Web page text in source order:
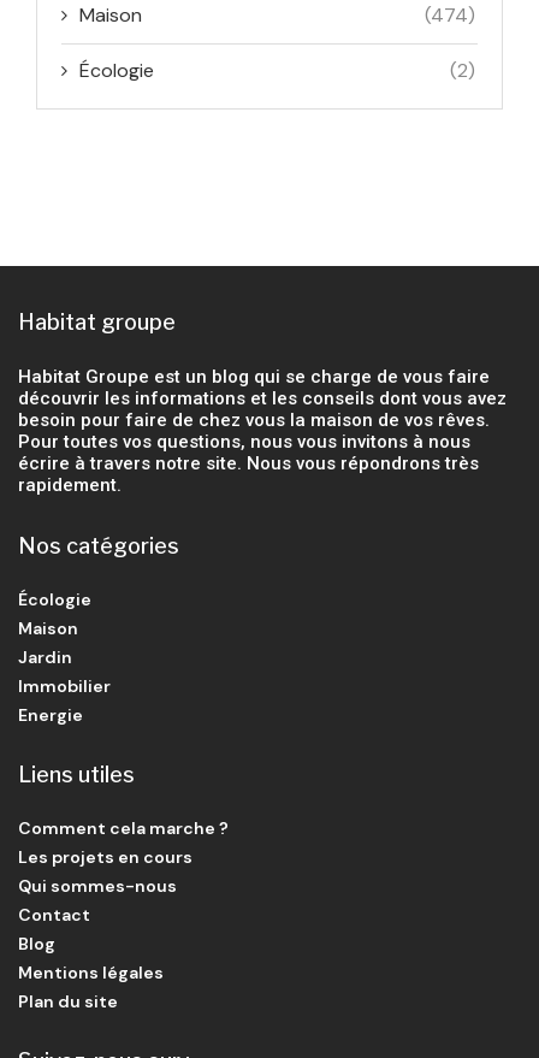
Maison (474)
Écologie (2)
Habitat groupe
Habitat Groupe est un blog qui se charge de vous faire
découvrir les informations et les conseils dont vous avez
besoin pour faire de chez vous la maison de vos rêves.
Pour toutes vos questions, nous vous invitons à nous
écrire à travers notre site. Nous vous répondrons très
rapidement.
Nos catégories
Écologie
Maison
Jardin
Immobilier
Energie
Liens utiles
Comment cela marche ?
Les projets en cours
Qui sommes-nous
Contact
Blog
Mentions légales
Plan du site